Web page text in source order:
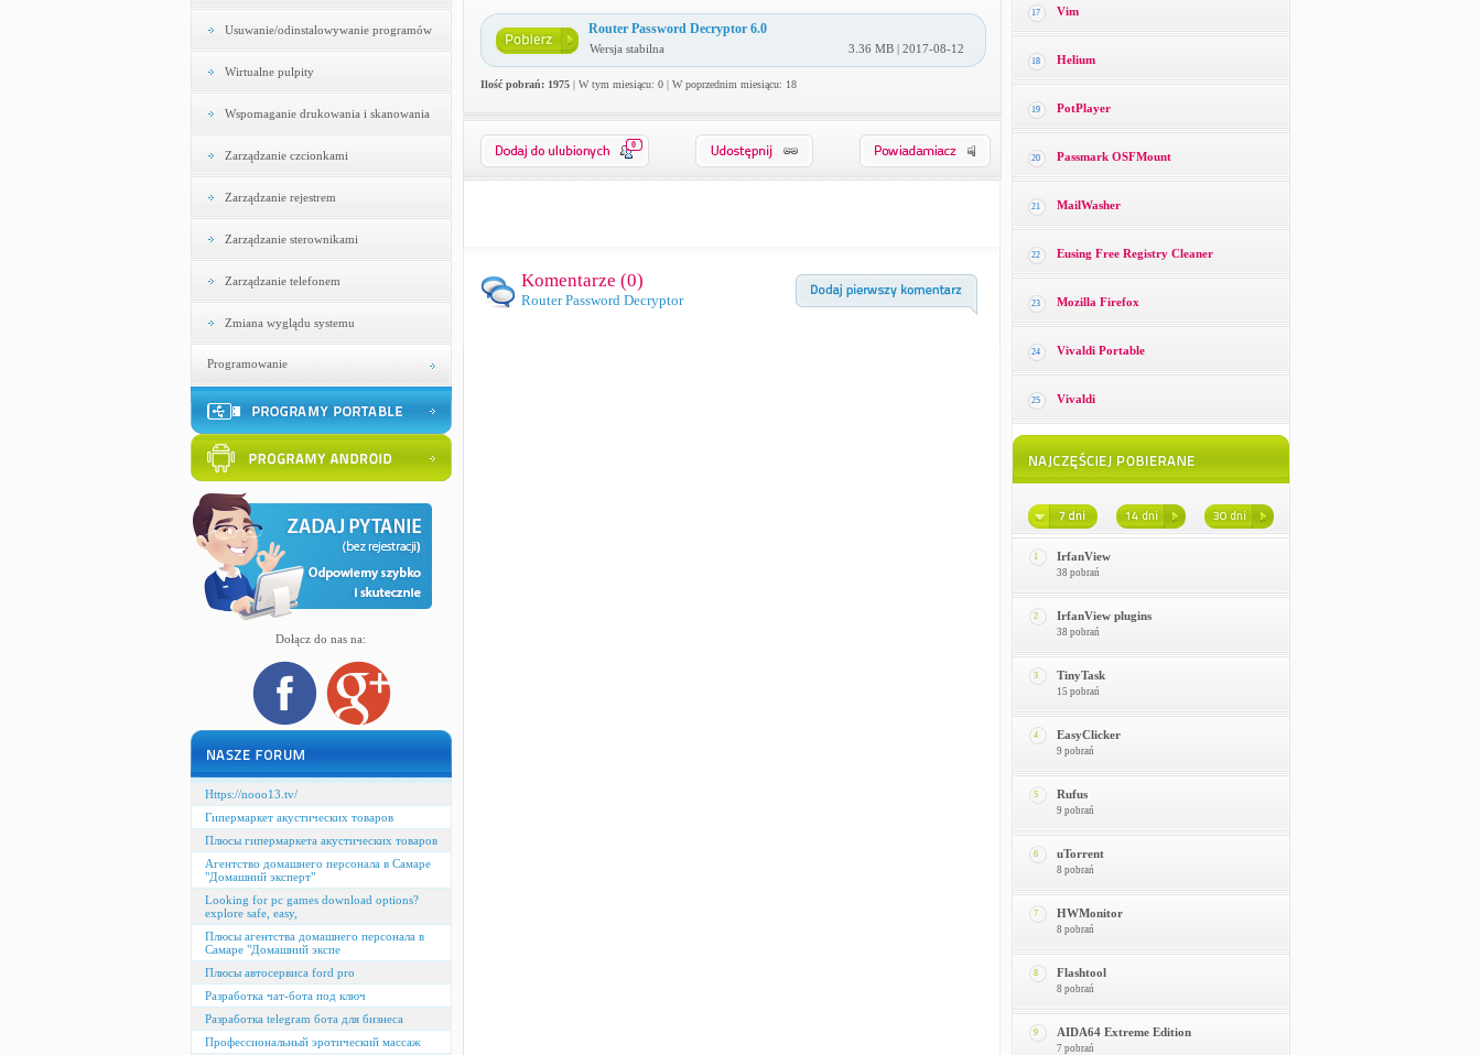
Usuwanie/odinstalowywanie programów
Wirtualne pulpity
Wspomaganie drukowania i skanowania
Zarządzanie czcionkami
Zarządzanie rejestrem
Zarządzanie sterownikami
Zarządzanie telefonem
Zmiana wyglądu systemu
Programowanie
Dołącz do nas na:
Https://nooo13.tv/
Гипермаркет акустических товаров
Плюсы гипермаркета акустических товаров
Агентство домашнего персонала в Самаре
"Домашний эксперт"
Looking for pc games download options?
explore safe, easy,
Плюсы агентства домашнего персонала в
Самаре "Домашний экспе
Плюсы автосервиса ford pro
Разработка чат-бота под ключ
Разработка telegram бота для бизнеса
Профессиональный эротический массаж
Router Password Decryptor 6.0
Wersja stabilna 3.36 MB | 2017-08-12
Ilość pobrań: 1975| W tym miesiącu: 0 | W poprzednim miesiącu: 18
0
Komentarze (0)
Router Password Decryptor
17 Vim
18 Helium
19 PotPlayer
20 Passmark OSFMount
21 MailWasher
22 Eusing Free Registry Cleaner
23 Mozilla Firefox
24 Vivaldi Portable
25 Vivaldi
1 IrfanView
38 pobrań
2 IrfanView plugins
38 pobrań
3 TinyTask
15 pobrań
4 EasyClicker
9 pobrań
5 Rufus
9 pobrań
6 uTorrent
8 pobrań
7 HWMonitor
8 pobrań
8 Flashtool
8 pobrań
9 AIDA64 Extreme Edition
7 pobrań